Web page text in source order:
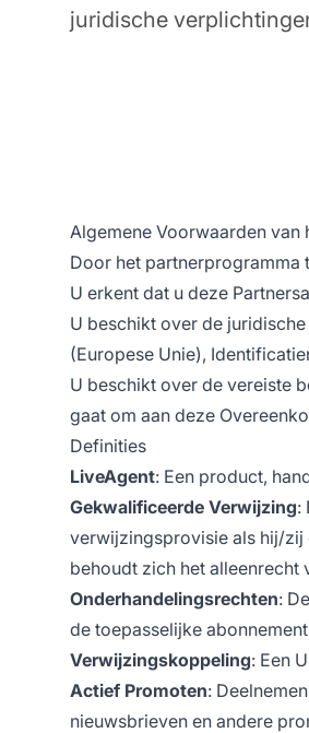
juridische
Algemene Voorwaarden
Door het partnerprogramma
U erkent dat u deze
U beschikt over de
(Europese Unie),
U beschikt over de vereiste
gaat om aan deze
Definities
LiveAgent: Een product,
Gekwalificeerde Verwijzing:
verwijzingsprovisie als hij/zij
behoudt zich het
Onderhandelingsrechten:
de toepasselijke
Verwijzingskoppeling: Een
Actief Promoten:
nieuwsbrieven en andere